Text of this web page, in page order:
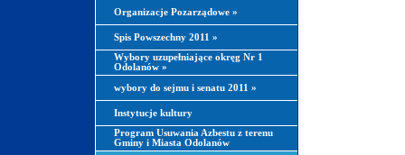
Organizacje Pozarządowe »
Spis Powszechny 2011 »
Wybory uzupełniające okręg Nr 1
Odolanów »
wybory do sejmu i senatu 2011 »
Instytucje kultury
Program Usuwania Azbestu z terenu
Gminy i Miasta Odolanów